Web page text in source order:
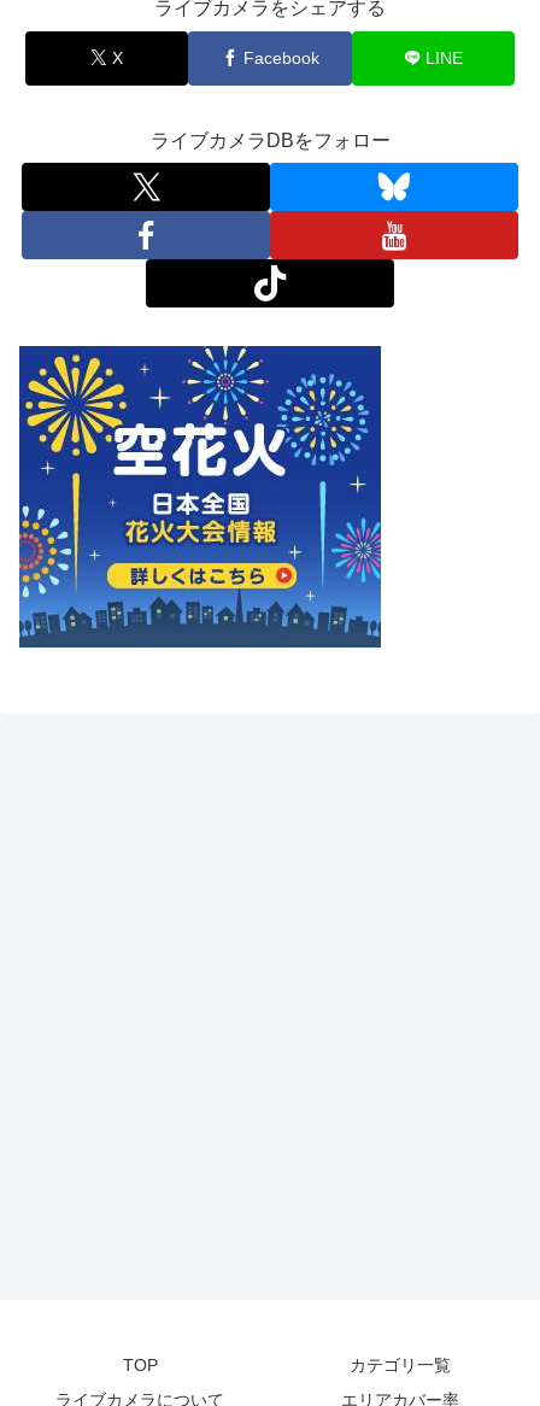
ライブカメラをシェアする
X Facebook LINE
ライブカメラDBをフォロー
TOP
カテゴリ一覧
ライブカメラについて
エリアカバー率